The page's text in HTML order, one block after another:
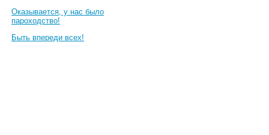
Оказывается, у нас было
пароходство!
Быть впереди всех!